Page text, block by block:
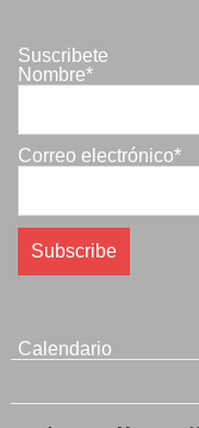
Suscribete
Nombre*
Correo electrónico*
Calendario